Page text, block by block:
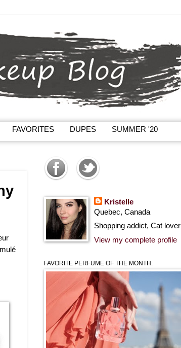
FAVORITES DUPES
SUMMER '20
Kristelle
Quebec, Canada
Shopping addict, Cat lover
View my complete profile
FAVORITE PERFUME OF THE MONTH: